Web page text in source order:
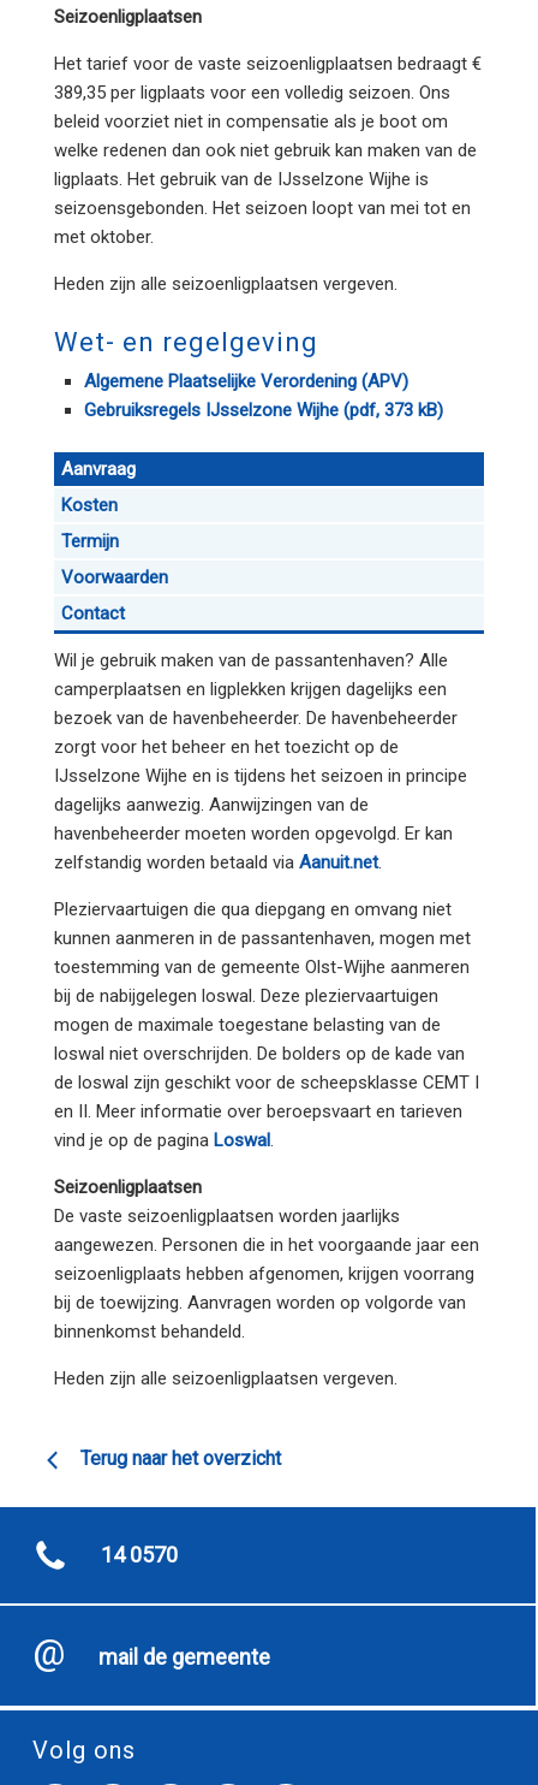
Seizoenligplaatsen
Het tarief voor de vaste seizoenligplaatsen bedraagt €
389,35 per ligplaats voor een volledig seizoen. Ons
beleid voorziet niet in compensatie als je boot om
welke redenen dan ook niet gebruik kan maken van de
ligplaats. Het gebruik van de IJsselzone Wijhe is
seizoensgebonden. Het seizoen loopt van mei tot en
met oktober.
Heden zijn alle seizoenligplaatsen vergeven.
Wet- en regelgeving
Algemene Plaatselijke Verordening (APV)
Gebruiksregels IJsselzone Wijhe (pdf, 373 kB)
Aanvraag
Kosten
Termijn
Voorwaarden
Contact
Wil je gebruik maken van de passantenhaven? Alle
camperplaatsen en ligplekken krijgen dagelijks een
bezoek van de havenbeheerder. De havenbeheerder
zorgt voor het beheer en het toezicht op de
IJsselzone Wijhe en is tijdens het seizoen in principe
dagelijks aanwezig. Aanwijzingen van de
havenbeheerder moeten worden opgevolgd. Er kan
zelfstandig worden betaald via Aanuit.net.
Pleziervaartuigen die qua diepgang en omvang niet
kunnen aanmeren in de passantenhaven, mogen met
toestemming van de gemeente Olst-Wijhe aanmeren
bij de nabijgelegen loswal. Deze pleziervaartuigen
mogen de maximale toegestane belasting van de
loswal niet overschrijden. De bolders op de kade van
de loswal zijn geschikt voor de scheepsklasse CEMT I
en II. Meer informatie over beroepsvaart en tarieven
vind je op de pagina Loswal
Seizoenligplaatsen
De vaste seizoenligplaatsen worden jaarlijks
aangewezen. Personen die in het voorgaande jaar een
seizoenligplaats hebben afgenomen, krijgen voorrang
bij de toewijzing. Aanvragen worden op volgorde van
binnenkomst behandeld.
Heden zijn alle seizoenligplaatsen vergeven.
Terug naar het overzicht
14 0570
mail de gemeente
Volg ons